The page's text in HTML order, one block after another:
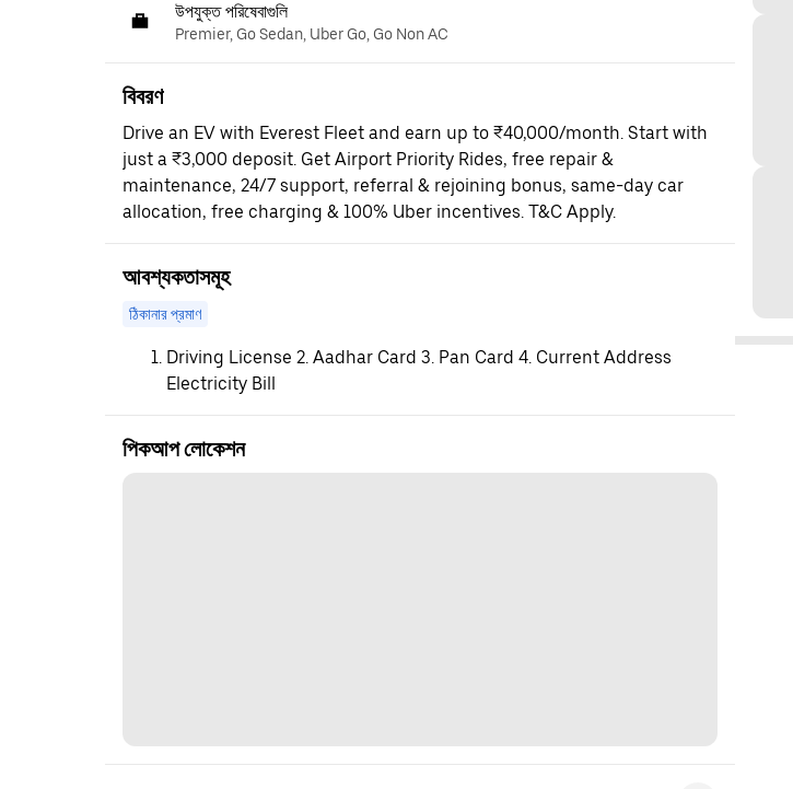
উপযুক্ত পরিষেবাগুলি
Premier, Go Sedan, Uber Go, Go Non AC
বিবরণ
Drive an EV with Everest Fleet and earn up to ₹40,000/month. Start with
just a ₹3,000 deposit. Get Airport Priority Rides, free repair &
maintenance, 24/7 support, referral & rejoining bonus, same-day car
allocation, free charging & 100% Uber incentives. T&C Apply.
আবশ্যকতাসমূহ
ঠিকানার প্রমাণ
Driving License 2. Aadhar Card 3. Pan Card 4. Current Address
Electricity Bill
পিকআপ লোকেশন